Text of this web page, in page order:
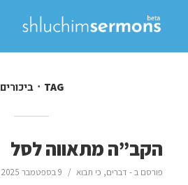
TAG ביכורים
הקב”ה מתאווה לסל
פורסם ב - דברים, כי תבוא 9 בספטמבר 2025